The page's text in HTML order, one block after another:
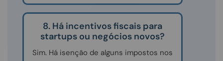
8. Há incentivos fiscais para
startups ou negócios novos?
Sim. Há isenção de alguns impostos nos